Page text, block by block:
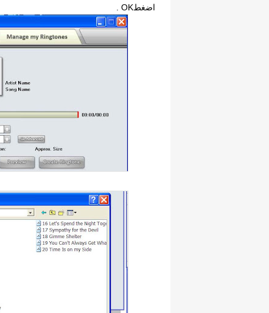
اضغطOK .